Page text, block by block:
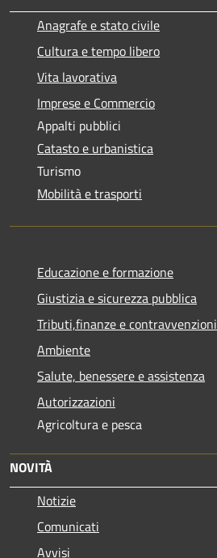
Anagrafe e stato civile
Cultura e tempo libero
Vita lavorativa
Imprese e Commercio
Appalti pubblici
Catasto e urbanistica
Turismo
Mobilità e trasporti
Educazione e formazione
Giustizia e sicurezza pubblica
Tributi,finanze e contravvenzioni
Ambiente
Salute, benessere e assistenza
Autorizzazioni
Agricoltura e pesca
NOVITÀ
Notizie
Comunicati
Avvisi